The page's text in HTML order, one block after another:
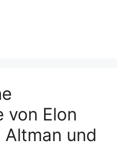
von Elon
Altman und